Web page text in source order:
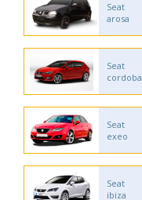
Seat
arosa
Seat
cordoba
Seat
exeo
Seat
ibiza